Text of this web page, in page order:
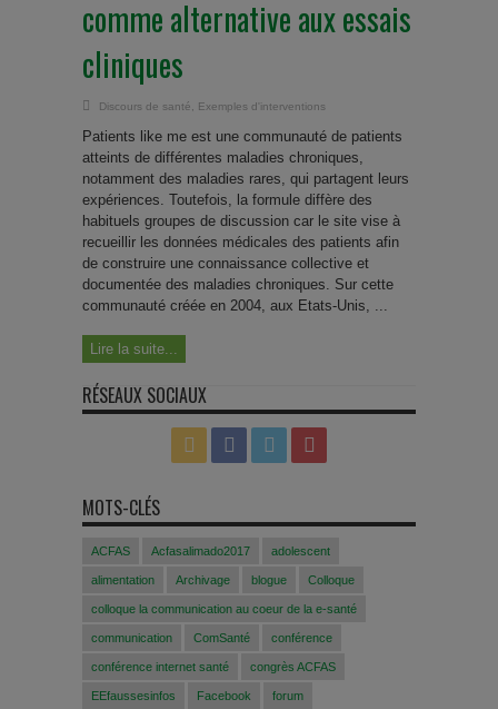
comme alternative aux essais
cliniques
Discours de santé Exemples d'interventions
Patients like me est une communauté de patients
atteints de différentes maladies chroniques,
notamment des maladies rares, qui partagent leurs
expériences. Toutefois, la formule diffère des
habituels groupes de discussion car le site vise à
recueillir les données médicales des patients afin
de construire une connaissance collective et
documentée des maladies chroniques. Sur cette
communauté créée en 2004, aux Etats-Unis, ...
Lire la suite...
RÉSEAUX SOCIAUX
MOTS-CLÉS
ACFAS Acfasalimado2017 adolescent
alimentation Archivage blogue Colloque
colloque la communication au coeur de la e-santé
communication ComSanté conférence
conférence internet santé congrès ACFAS
EEfaussesinfos Facebook forum